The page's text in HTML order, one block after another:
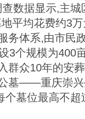
数据显示,主
平均花费约3
务体系,由市民
3个规模为400
群众10年的安
墓——重庆崇
墓位最高不